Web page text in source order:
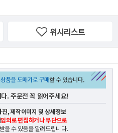
위시리스트
. 주문전 꼭 읽어주세요!
진, 제작이미지 및 상세정보
임의로 편집하거나 무단으로
받을 수 있음을 알려드립니다.